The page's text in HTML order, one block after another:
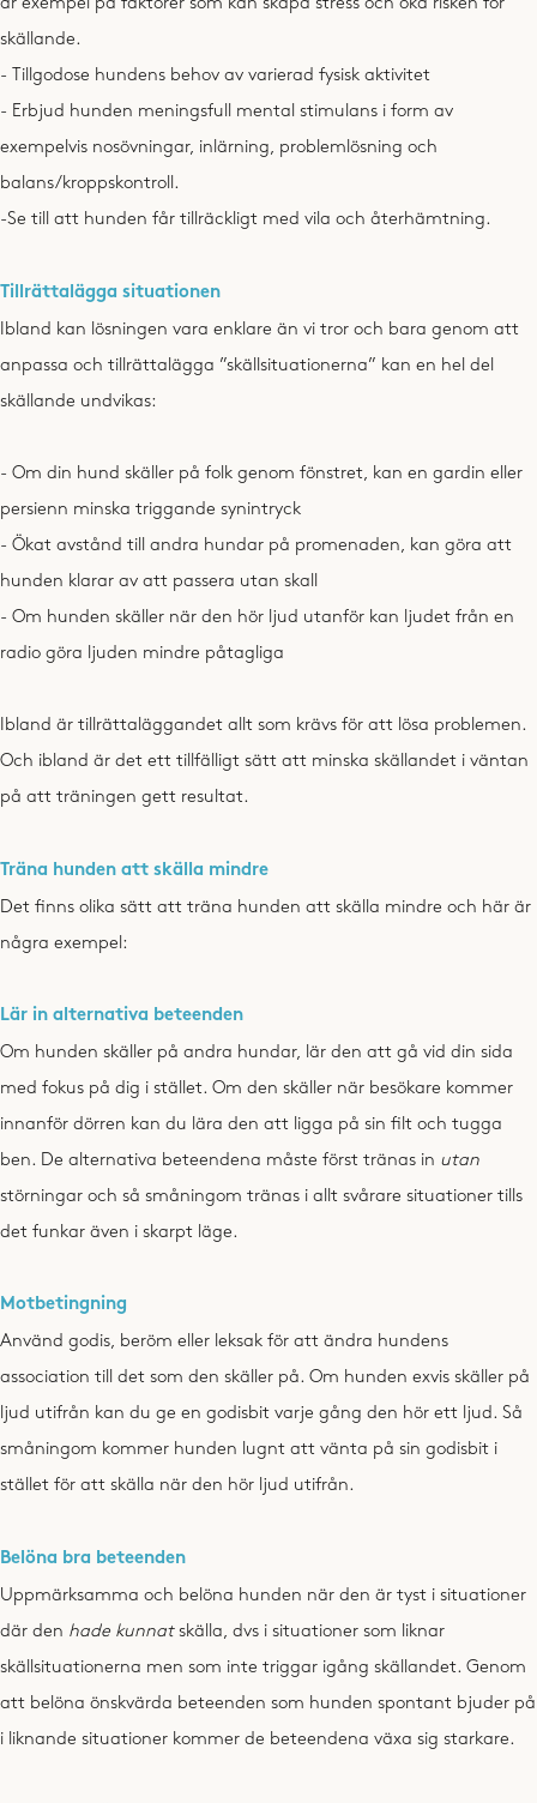
är exempel på faktorer som kan skapa stress och öka risken för
skällande.
- Tillgodose hundens behov av varierad fysisk aktivitet
- Erbjud hunden meningsfull mental stimulans i form av
exempelvis nosövningar, inlärning, problemlösning och
balans/kroppskontroll.
-Se till att hunden får tillräckligt med vila och återhämtning.
Tillrättalägga situationen
Ibland kan lösningen vara enklare än vi tror och bara genom att
anpassa och tillrättalägga ”skällsituationerna” kan en hel del
skällande undvikas:
- Om din hund skäller på folk genom fönstret, kan en gardin eller
persienn minska triggande synintryck
- Ökat avstånd till andra hundar på promenaden, kan göra att
hunden klarar av att passera utan skall
- Om hunden skäller när den hör ljud utanför kan ljudet från en
radio göra ljuden mindre påtagliga
Ibland är tillrättaläggandet allt som krävs för att lösa problemen.
Och ibland är det ett tillfälligt sätt att minska skällandet i väntan
på att träningen gett resultat.
Träna hunden att skälla mindre
Det finns olika sätt att träna hunden att skälla mindre och här är
några exempel:
Lär in alternativa beteenden
Om hunden skäller på andra hundar, lär den att gå vid din sida
med fokus på dig i stället. Om den skäller när besökare kommer
innanför dörren kan du lära den att ligga på sin filt och tugga
ben. De alternativa beteendena måste först tränas in utan
störningar och så småningom tränas i allt svårare situationer tills
det funkar även i skarpt läge.
Motbetingning
Använd godis, beröm eller leksak för att ändra hundens
association till det som den skäller på. Om hunden exvis skäller på
ljud utifrån kan du ge en godisbit varje gång den hör ett ljud. Så
småningom kommer hunden lugnt att vänta på sin godisbit i
stället för att skälla när den hör ljud utifrån.
Belöna bra beteenden
Uppmärksamma och belöna hunden när den är tyst i situationer
där den hade kunnatskälla, dvs i situationer som liknar
skällsituationerna men som inte triggar igång skällandet. Genom
att belöna önskvärda beteenden som hunden spontant bjuder på
i liknande situationer kommer de beteendena växa sig starkare.